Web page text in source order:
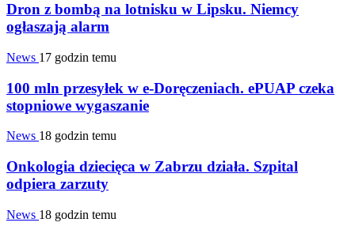
Dron z bombą na lotnisku w Lipsku. Niemcy
ogłaszają alarm
News 17 godzin temu
100 mln przesyłek w e-Doręczeniach. ePUAP czeka
stopniowe wygaszanie
News 18 godzin temu
Onkologia dziecięca w Zabrzu działa. Szpital
odpiera zarzuty
News 18 godzin temu